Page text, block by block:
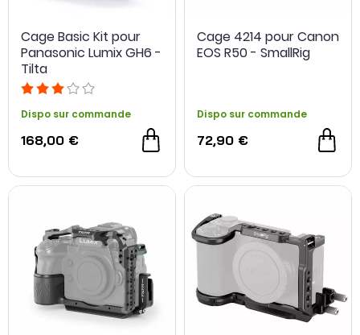
Cage Basic Kit pour
Panasonic Lumix GH6 -
Tilta
Dispo sur commande
168,00 €
Cage 4214 pour Canon
EOS R50 - SmallRig
Dispo sur commande
72,90 €